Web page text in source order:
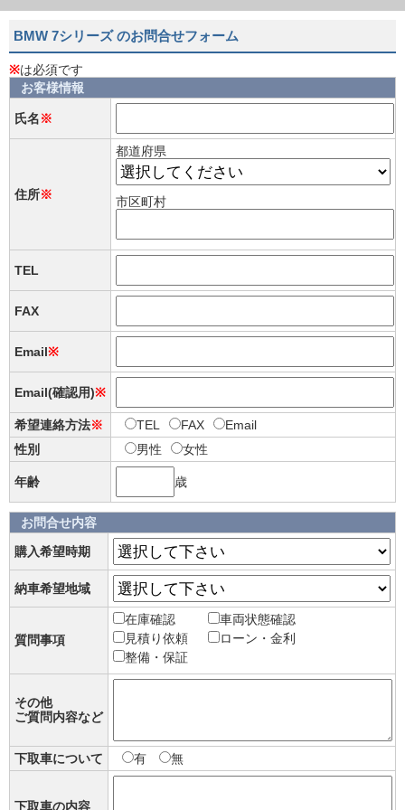
BMW 7シリーズ のお問合せフォーム
※は必須です
お客様情報
氏名※
住所※
都道府県
市区町村
TEL
FAX
Email※
Email(確認用)※
希望連絡方法※ TEL FAX
Email
性別
男性 女性
年齢 歳
お問合せ内容
購入希望時期
納車希望地域
質問事項
在庫確認
車両状態確認
見積り依頼
ローン・金利
整備・保証
その他
ご質問内容など
下取車について 有 無
下取車の内容